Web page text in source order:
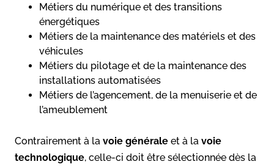
Métiers du numérique et des transitions
énergétiques
Métiers de la maintenance des matériels et des
véhicules
Métiers du pilotage et de la maintenance des
installations automatisées
Métiers de l’agencement, de la menuiserie et de
l’ameublement
Contrairement à la voie générale et à la voie
technologique, celle-ci doit être sélectionnée dès la